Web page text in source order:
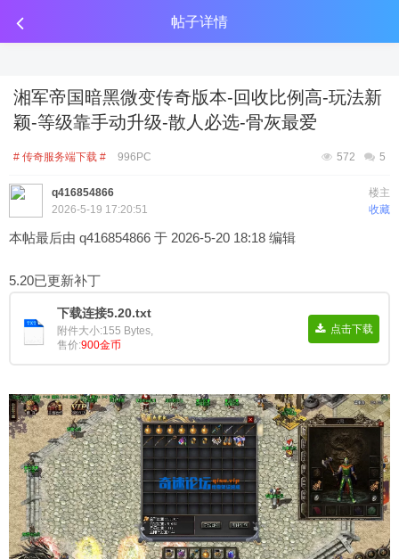
传奇工具分享 点击金币投放广告 点击金币投放广告
帖子详情
湘军帝国暗黑微变传奇版本-回收比例高-玩法新
颖-等级靠手动升级-散人必选-骨灰最爱
# 传奇服务端下载 # 996PC 5
572
楼主
q416854866
收藏
2026-5-19 17:20:51
本帖最后由 q416854866 于 2026-5-20 18:18 编辑
5.20已更新补丁
下载连接5.20.txt
附件大小:155 Bytes,
售价:900金币
点击下载